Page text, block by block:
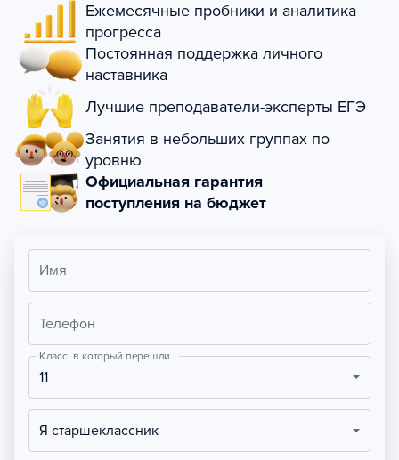
Ежемесячные пробники и аналитика
прогресса
Постоянная поддержка личного
наставника
Лучшие преподаватели-эксперты ЕГЭ
Занятия в небольших группах по
уровню
Официальная гарантия
поступления на бюджет
Имя
Телефон
Класс, в который перешли
11
Я старшеклассник